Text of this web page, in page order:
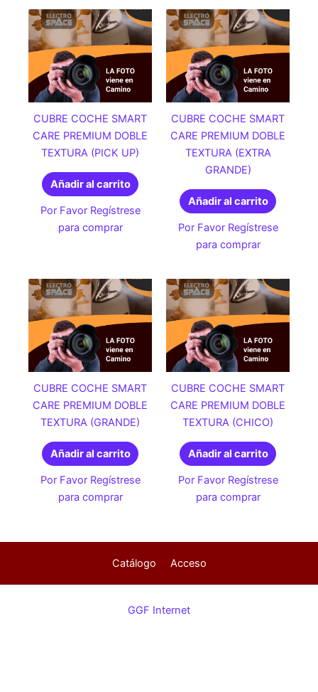
CUBRE COCHE SMART
CARE PREMIUM DOBLE
TEXTURA (PICK UP)
Añadir al carrito
Por Favor Regístrese
para comprar
CUBRE COCHE SMART
CARE PREMIUM DOBLE
TEXTURA (EXTRA
GRANDE)
Añadir al carrito
Por Favor Regístrese
para comprar
CUBRE COCHE SMART
CARE PREMIUM DOBLE
TEXTURA (GRANDE)
Añadir al carrito
Por Favor Regístrese
para comprar
CUBRE COCHE SMART
CARE PREMIUM DOBLE
TEXTURA (CHICO)
Añadir al carrito
Por Favor Regístrese
para comprar
Catálogo Acceso
GGF Internet